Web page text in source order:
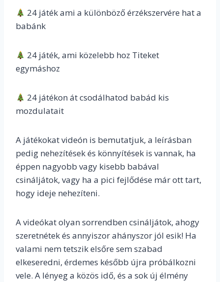
24 játék ami a különböző érzékszervére hat a
babánk
24 játék, ami közelebb hoz Titeket
egymáshoz
24 játékon át csodálhatod babád kis
mozdulatait
A játékokat videón is bemutatjuk, a leírásban
pedig nehezítések és könnyítések is vannak, ha
éppen nagyobb vagy kisebb babával
csináljátok, vagy ha a pici fejlődése már ott tart,
hogy ideje nehezíteni.
A videókat olyan sorrendben csináljátok, ahogy
szeretnétek és annyiszor ahányszor jól esik! Ha
valami nem tetszik elsőre sem szabad
elkeseredni, érdemes később újra próbálkozni
vele. A lényeg a közös idő, és a sok új élmény